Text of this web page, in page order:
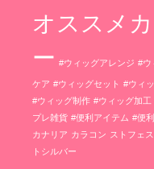
オススメ
ー #ウィッグアレンジ #ウ
ケア #ウィッグセット #ウィ
#ウィッグ制作 #ウィッグ加工
プレ雑貨 #便利アイテム #便
カナリア カラコン ストフェス
トシルバー